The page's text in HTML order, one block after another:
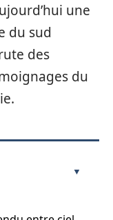
une
du sud
des
du